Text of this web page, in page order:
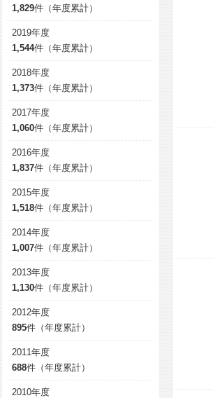
1,829件（年度累計）
2019年度
1,544件（年度累計）
2018年度
1,373件（年度累計）
2017年度
1,060件（年度累計）
2016年度
1,837件（年度累計）
2015年度
1,518件（年度累計）
2014年度
1,007件（年度累計）
2013年度
1,130件（年度累計）
2012年度
895件（年度累計）
2011年度
688件（年度累計）
2010年度